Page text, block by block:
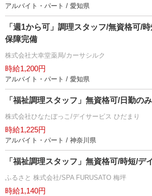
アルバイト・パート / 愛知県
「週1から可」調理スタッフ/無資格可/
保障完備
株式会社大幸堂薬局/カーサシルク
時給1,200円
アルバイト・パート / 愛知県
「福祉調理スタッフ」無資格可/日勤の
株式会社ひなたぼっこ/デイサービス ひだまり
時給1,225円
アルバイト・パート / 神奈川県
「福祉調理スタッフ」無資格可/時短/デ
ふるさと 株式会社/SPA FURUSATO 梅坪
時給1,140円